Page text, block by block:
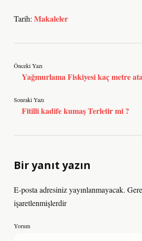
Tarih: Makaleler
Önceki Yazı
Yağmurlama Fiskiyesi kaç metre
Sonraki Yazı
Fitilli kadife kumaş Terletir mi ?
Bir yanıt yazın
E-posta adresiniz yayınlanmayacak.
işaretlenmişlerdir
Yorum